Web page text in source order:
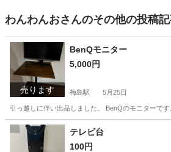
わんわんおさんのその他の投稿記
売ります
BenQモニター
5,000円
梅島駅 5月25日
引っ越しに伴い出品しました。 BenQのモニターで
東京 足立区 梅島駅
テレビ台
100円